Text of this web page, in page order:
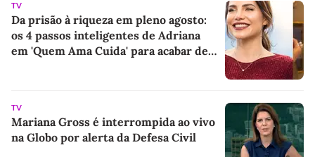
TV
Da prisão à riqueza em pleno agosto:
os 4 passos inteligentes de Adriana
em 'Quem Ama Cuida' para acabar de
TV
Mariana Gross é interrompida ao vivo
na Globo por alerta da Defesa Civil